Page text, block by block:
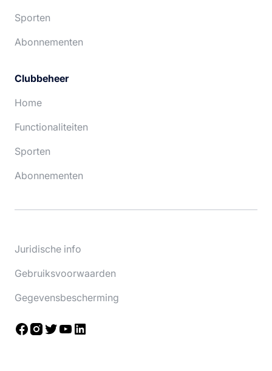
Sporten
Abonnementen
Clubbeheer
Home
Functionaliteiten
Sporten
Abonnementen
Juridische info
Gebruiksvoorwaarden
Gegevensbescherming
Facebook
Instagram
TwitterYouTube